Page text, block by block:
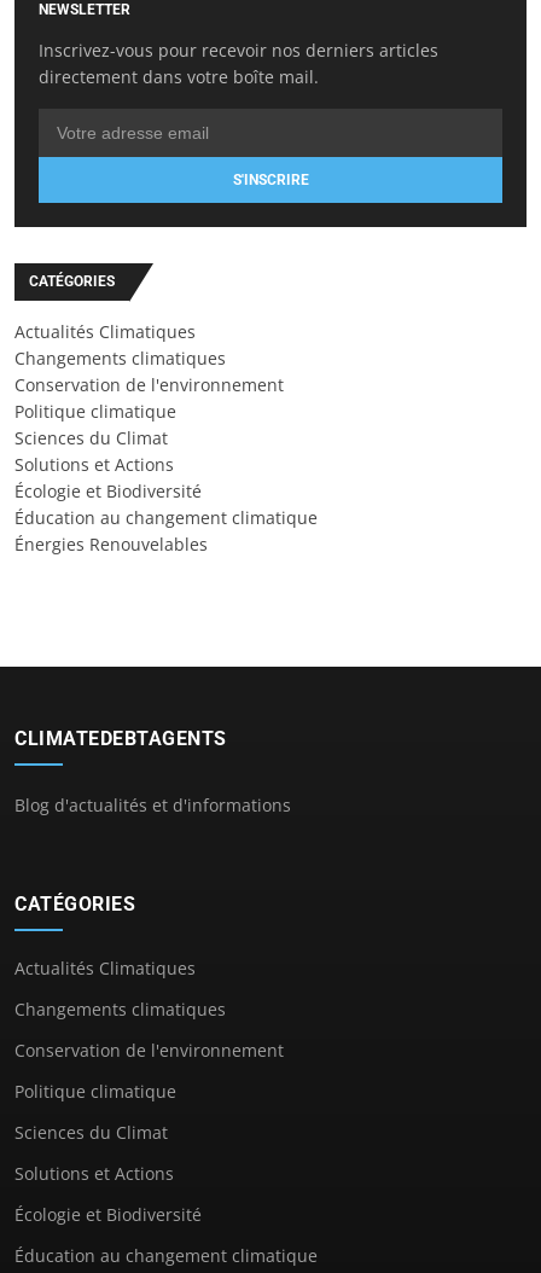
NEWSLETTER
Inscrivez-vous pour recevoir nos derniers articles
directement dans votre boîte mail.
S'INSCRIRE
CATÉGORIES
Actualités Climatiques
Changements climatiques
Conservation de l'environnement
Politique climatique
Sciences du Climat
Solutions et Actions
Écologie et Biodiversité
Éducation au changement climatique
Énergies Renouvelables
CLIMATEDEBTAGENTS
Blog d'actualités et d'informations
CATÉGORIES
Actualités Climatiques
Changements climatiques
Conservation de l'environnement
Politique climatique
Sciences du Climat
Solutions et Actions
Écologie et Biodiversité
Éducation au changement climatique